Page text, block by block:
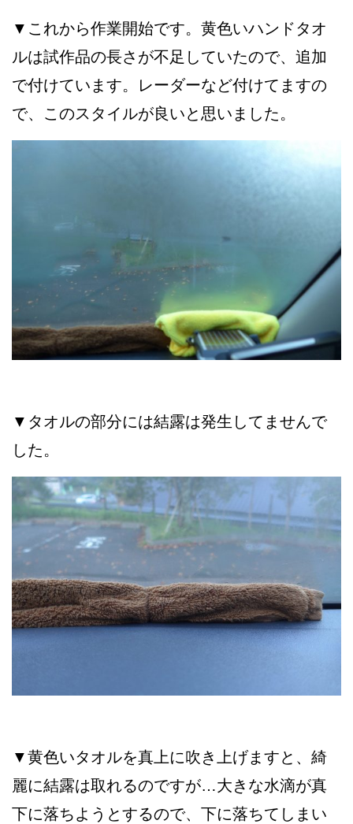
▼これから作業開始です。黄色いハンドタオ
ルは試作品の長さが不足していたので、追加
で付けています。レーダーなど付けてますの
で、このスタイルが良いと思いました。
▼タオルの部分には結露は発生してませんで
した。
▼黄色いタオルを真上に吹き上げますと、綺
麗に結露は取れるのですが…大きな水滴が真
下に落ちようとするので、下に落ちてしまい